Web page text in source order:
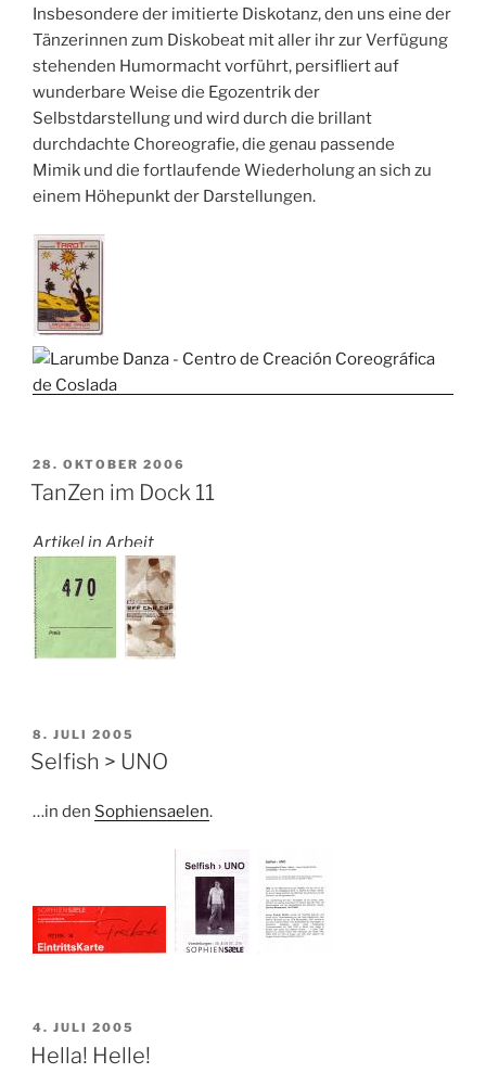
Insbesondere der imitierte Diskotanz, den uns eine der
Tänzerinnen zum Diskobeat mit aller ihr zur Verfügung
stehenden Humormacht vorführt, persifliert auf
wunderbare Weise die Egozentrik der
Selbstdarstellung und wird durch die brillant
durchdachte Choreografie, die genau passende
Mimik und die fortlaufende Wiederholung an sich zu
einem Höhepunkt der Darstellungen.
VERÖFFENTLICHT
AM
28. OKTOBER 2006
TanZen im Dock 11
Artikel in Arbeit
VERÖFFENTLICHT
AM
8. JULI 2005
Selfish > UNO
…in den Sophiensaelen.
VERÖFFENTLICHT
AM
4. JULI 2005
Hella! Helle!